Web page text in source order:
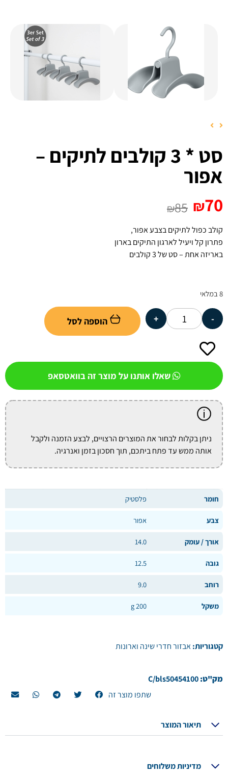
סט * 3 קולבים לתיקים –
אפור
₪70
₪85
קולב כפול לתיקים בצבע אפור,
פתרון קל ויעיל לארגון התיקים בארון
באריזה אחת – סט של 3 קולבים
הוספה לסל
שאלו אותנו על מוצר זה בוואטסאפ
ניתן בקלות לבחור את המוצרים הרצויים, לבצע הזמנה ולקבל
אותה ממש עד פתח ביתכם, תוך חסכון בזמן ואנרגיה.
חומר פלסטיק
צבע אפור
אורך / עומק 14.0
גובה 12.5
רוחב 9.0
משקל 200 g
קטגוריות:אבזור חדרי שינה וארונות
מק"ט:C/bls50454100
שתפו מוצר זה
תיאור המוצר
מדיניות משלוחים